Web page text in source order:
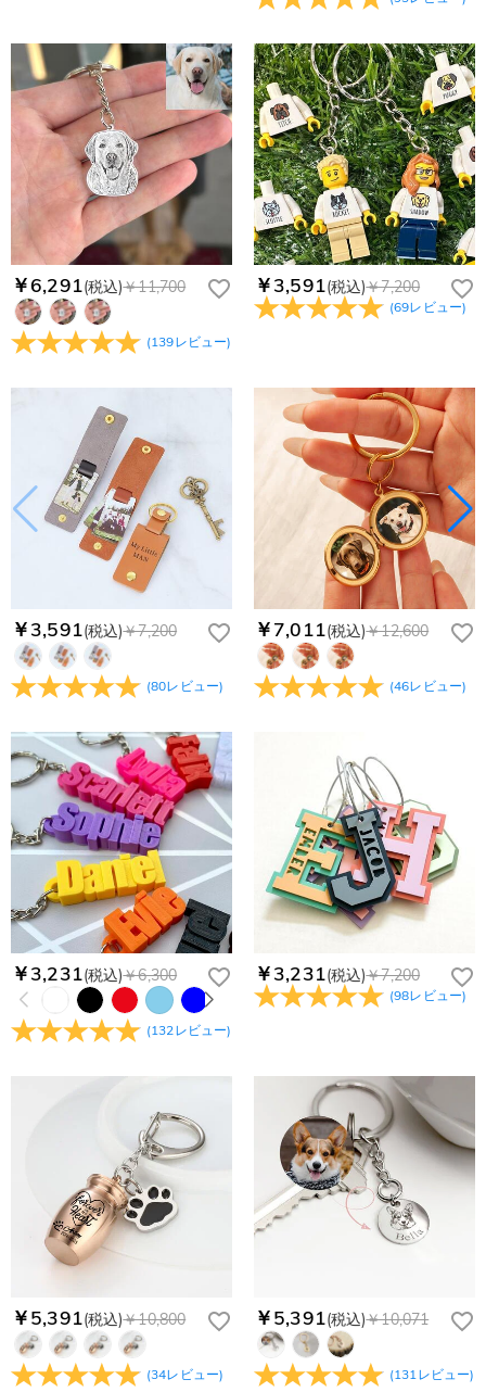
￥6,291(税込)￥11,700
(139レビュー)
￥3,591(税込)￥7,200
(69レビュー)
￥3,591(税込)￥7,200
(80レビュー)
￥7,011(税込)￥12,600
(46レビュー)
￥3,231(税込)￥6,300
(132レビュー)
￥3,231(税込)￥7,200
(98レビュー)
￥5,391(税込)￥10,800
(34レビュー)
￥5,391(税込)￥10,071
(131レビュー)